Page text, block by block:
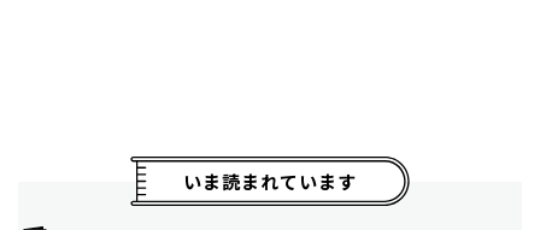
いま読まれています